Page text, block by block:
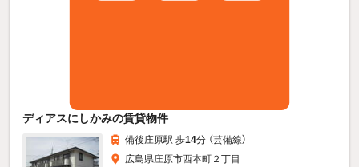
ディアスにしかみの賃貸物件
備後庄原駅 歩14分 （芸備線）
広島県庄原市西本町２丁目